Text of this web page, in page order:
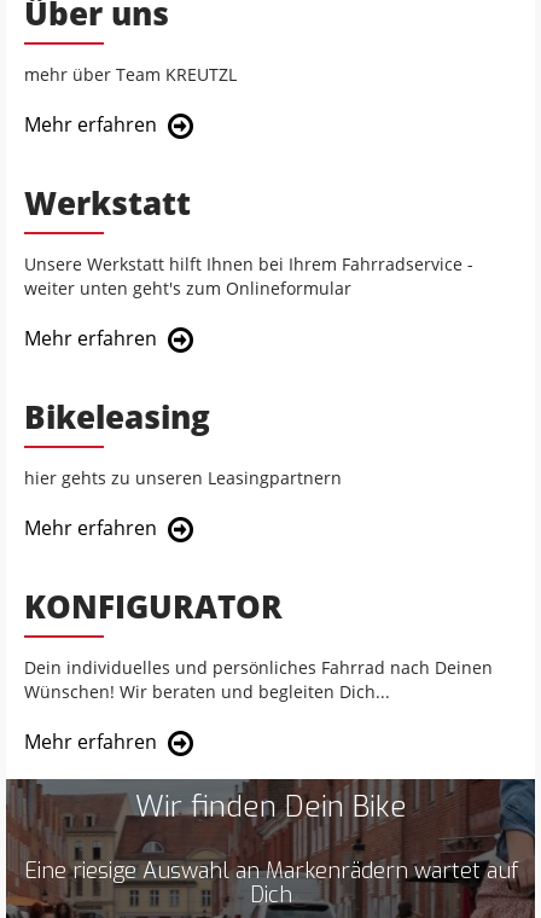
Über uns
mehr über Team KREUTZL
Mehr erfahren
Werkstatt
Unsere Werkstatt hilft Ihnen bei Ihrem Fahrradservice -
weiter unten geht's zum Onlineformular
Mehr erfahren
Bikeleasing
hier gehts zu unseren Leasingpartnern
Mehr erfahren
KONFIGURATOR
Dein individuelles und persönliches Fahrrad nach Deinen
Wünschen! Wir beraten und begleiten Dich...
Mehr erfahren
Wir finden Dein Bike
Eine riesige Auswahl an Markenrädern wartet auf
Dich